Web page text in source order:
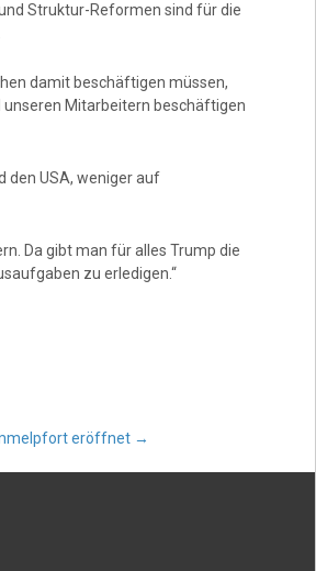
Struktur-Reformen sind für die
damit beschäftigen müssen,
unseren Mitarbeitern beschäftigen
den USA, weniger auf
Da gibt man für alles Trump die
zu erledigen.“
eröffnet →